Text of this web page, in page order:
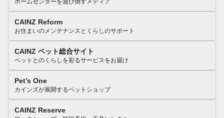
ホームセンターを遊び倒すメディア
CAINZ Reform
お住まいのメンテナンスとくらしのサポート
CAINZ ペット総合サイト
ペットとのくらしを彩るサービスをお届け
Pet’s One
カインズが展開するペットショップ
CAINZ Reserve